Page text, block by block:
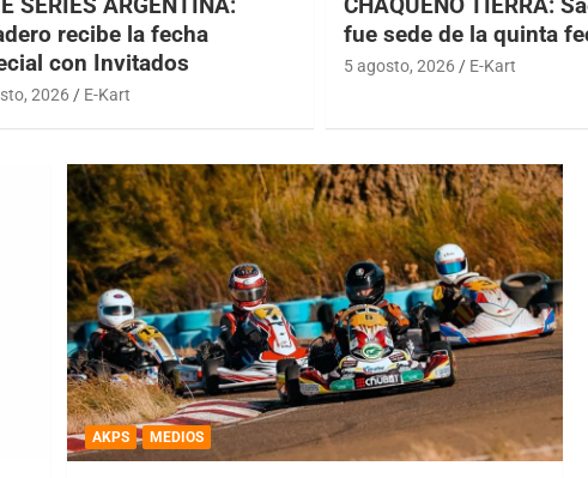
recibe la fecha
con Invitados
2026 E-Kart
fue sede de la quinta
5 agosto, 2026 E-Kart
AKPS MEDIOS